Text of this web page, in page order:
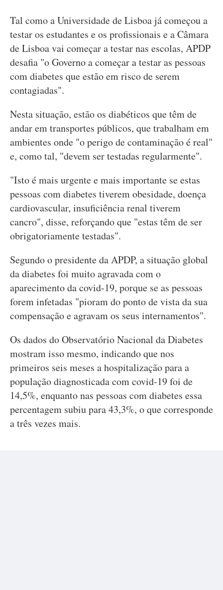
Tal como a Universidade de Lisboa já começou a
testar os estudantes e os profissionais e a Câmara
de Lisboa vai começar a testar nas escolas, APDP
desafia "o Governo a começar a testar as pessoas
com diabetes que estão em risco de serem
contagiadas".
Nesta situação, estão os diabéticos que têm de
andar em transportes públicos, que trabalham em
ambientes onde "o perigo de contaminação é real"
e, como tal, "devem ser testadas regularmente".
"Isto é mais urgente e mais importante se estas
pessoas com diabetes tiverem obesidade, doença
cardiovascular, insuficiência renal tiverem
cancro", disse, reforçando que "estas têm de ser
obrigatoriamente testadas".
Segundo o presidente da APDP, a situação global
da diabetes foi muito agravada com o
aparecimento da covid-19, porque se as pessoas
forem infetadas "pioram do ponto de vista da sua
compensação e agravam os seus internamentos".
Os dados do Observatório Nacional da Diabetes
mostram isso mesmo, indicando que nos
primeiros seis meses a hospitalização para a
população diagnosticada com covid-19 foi de
14,5%, enquanto nas pessoas com diabetes essa
percentagem subiu para 43,3%, o que corresponde
a três vezes mais.